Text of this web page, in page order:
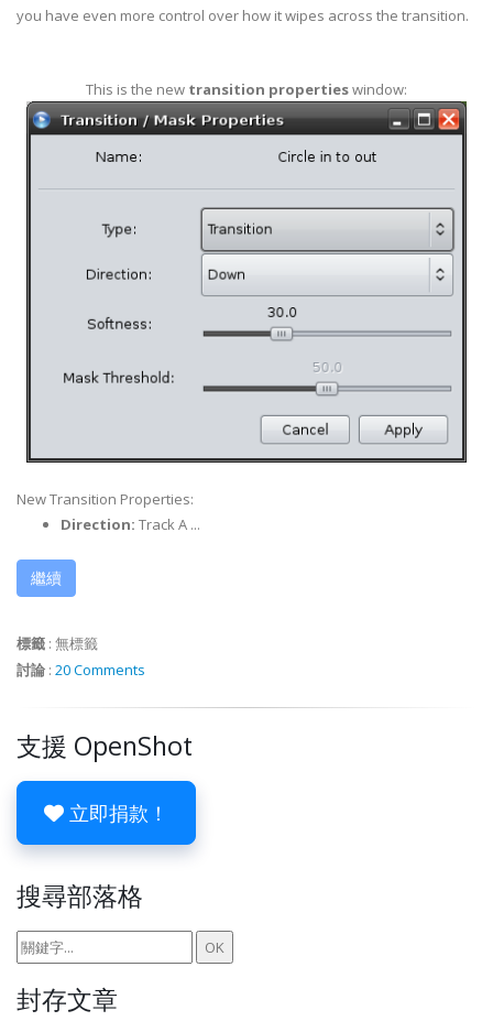
you have even more control over how it wipes across the transition.
This is the new transition propertieswindow:
New Transition Properties:
Direction: Track A ...
繼續
標籤 : 無標籤
討論 : 20 Comments
支援 OpenShot
立即捐款！
搜尋部落格
封存文章